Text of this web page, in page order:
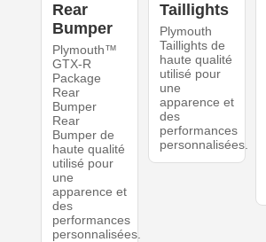
Rear
Bumper
Plymouth™
GTX-R
Package
Rear
Bumper
Rear
Bumper de
haute qualité
utilisé pour
une
apparence et
des
performances
personnalisées.
Taillights
Plymouth
Taillights de
haute qualité
utilisé pour
une
apparence et
des
performances
personnalisées.